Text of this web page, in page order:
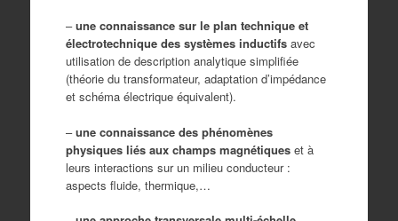
–une connaissance sur le plan technique et
électrotechnique des systèmes inductifs avec
utilisation de description analytique simplifiée
(théorie du transformateur, adaptation d’impédance
et schéma électrique équivalent).
–une connaissance des phénomènes
physiques liés aux champs magnétiqueset à
leurs interactions sur un milieu conducteur :
aspects fluide, thermique,…